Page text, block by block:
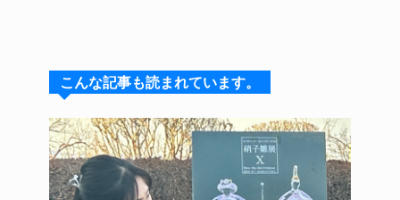
s
k
y
a
d
s
e
b
o
k
e
st
こんな記事も読まれています。